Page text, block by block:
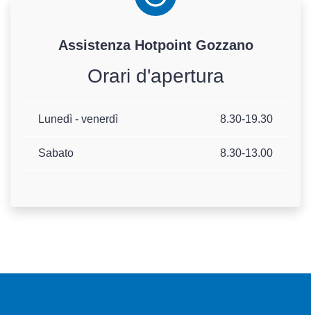
Assistenza HotpointGozzano
Orari d'apertura
Lunedì - venerdì 8.30-19.30
Sabato 8.30-13.00